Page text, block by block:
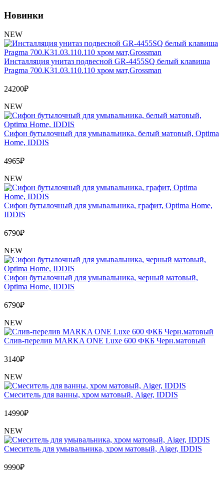
Контакты
Новинки
NEW
Инсталляция унитаз подвесной GR-4455SQ белый клавиша
Pragma 700.K31.03.110.110 хром мат,Grossman
24200₽
NEW
Сифон бутылочный для умывальника, белый матовый, Optima
Home, IDDIS
4965₽
NEW
Сифон бутылочный для умывальника, графит, Optima Home,
IDDIS
6790₽
NEW
Сифон бутылочный для умывальника, черный матовый,
Optima Home, IDDIS
6790₽
NEW
Слив-перелив MARKA ONE Luxe 600 ФКБ Черн.матовый
3140₽
NEW
Cмеситель для ванны, хром матовый, Aiger, IDDIS
14990₽
NEW
Cмеситель для умывальника, хром матовый, Aiger, IDDIS
9990₽